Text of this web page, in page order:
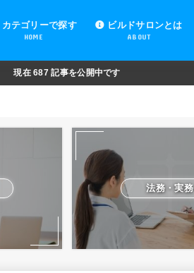
カテゴリーで探す
HOME
ラインサロンの運営
ラインサロンの集客
ラインサロンの紹介
ラインサロンの活用
・実務
ブ動画配信
制作・編集
ュリティ対策
運営
設定
ラインサロンの開設準備
・機材紹介と解説
ビルドサロンとは
ABOUT
現在687 記事を公開中です
法務・実務